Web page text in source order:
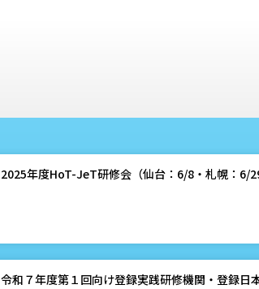
2025年度HoT-JeT研修会（仙台：6/8・札幌：6/
令和７年度第１回向け登録実践研修機関・登録